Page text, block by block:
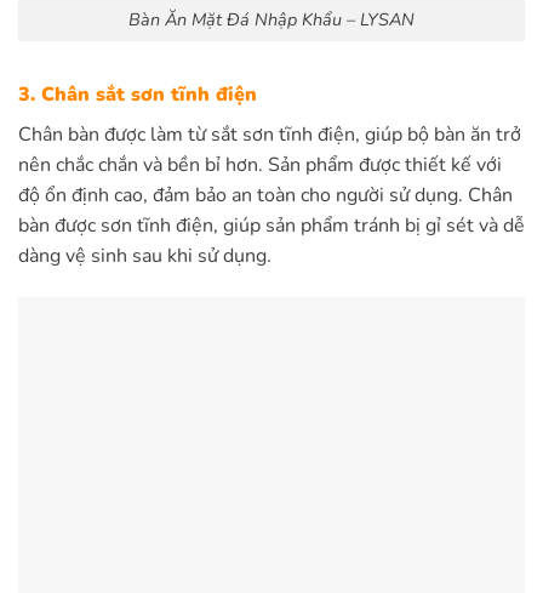
Bàn Ăn Mặt Đá Nhập Khẩu – LYSAN
3. Chân sắt sơn tĩnh điện
Chân bàn được làm từ sắt sơn tĩnh điện, giúp bộ bàn ăn trở
nên chắc chắn và bền bỉ hơn. Sản phẩm được thiết kế với
độ ổn định cao, đảm bảo an toàn cho người sử dụng. Chân
bàn được sơn tĩnh điện, giúp sản phẩm tránh bị gỉ sét và dễ
dàng vệ sinh sau khi sử dụng.